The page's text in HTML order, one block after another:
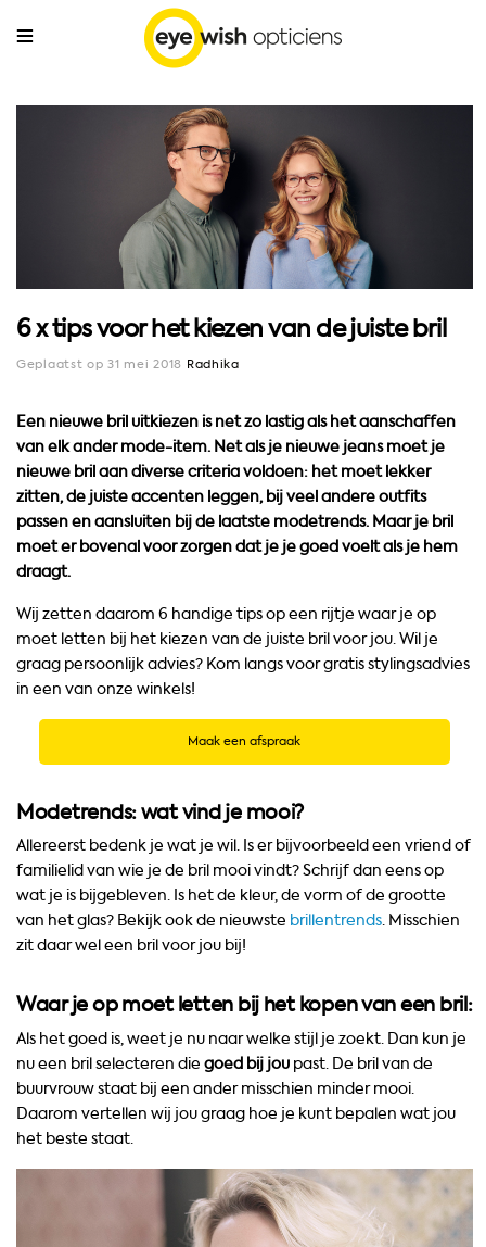
6 x tips voor het kiezen van de juiste bril
Geplaatst op 31 mei 2018 Radhika
Een nieuwe bril uitkiezen is net zo lastig als het aanschaffen
van elk ander mode-item. Net als je nieuwe jeans moet je
nieuwe bril aan diverse criteria voldoen: het moet lekker
zitten, de juiste accenten leggen, bij veel andere outfits
passen en aansluiten bij de laatste modetrends. Maar je bril
moet er bovenal voor zorgen dat je je goed voelt als je hem
draagt.
Wij zetten daarom 6 handige tips op een rijtje waar je op
moet letten bij het kiezen van de juiste bril voor jou. Wil je
graag persoonlijk advies? Kom langs voor gratis stylingsadvies
in een van onze winkels!
Maak een afspraak
Modetrends: wat vind je mooi?
Allereerst bedenk je wat je wil. Is er bijvoorbeeld een vriend of
familielid van wie je de bril mooi vindt? Schrijf dan eens op
wat je is bijgebleven. Is het de kleur, de vorm of de grootte
van het glas? Bekijk ook de nieuwste brillentrends. Misschien
zit daar wel een bril voor jou bij!
Waar je op moet letten bij het kopen van een bril:
Als het goed is, weet je nu naar welke stijl je zoekt. Dan kun je
nu een bril selecteren die goed bij jou past. De bril van de
buurvrouw staat bij een ander misschien minder mooi.
Daarom vertellen wij jou graag hoe je kunt bepalen wat jou
het beste staat.